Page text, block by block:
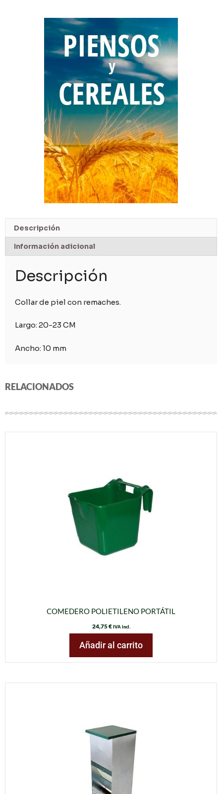
Descripción
Información adicional
Descripción
Collar de piel con remaches.
Largo: 20-23 CM
Ancho: 10 mm
RELACIONADOS
COMEDERO POLIETILENO PORTÁTIL
24,75€ IVA incl.
Añadir al carrito